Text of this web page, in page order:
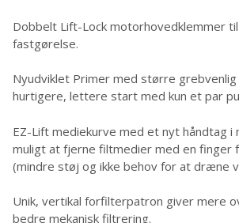
Dobbelt Lift-Lock motorhovedklemmer
fastgørelse.
Nyudviklet Primer med større grebvenlig
hurtigere, lettere start med kun et par
EZ-Lift mediekurve med et nyt håndtag
muligt at fjerne filtmedier med en finger
(mindre støj og ikke behov for at dræne
Unik, vertikal forfilterpatron giver mere
bedre mekanisk filtrering.